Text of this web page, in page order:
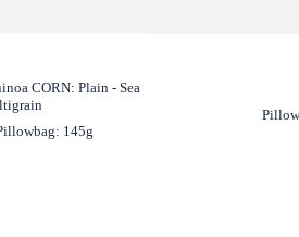
CORN: Plain - Sea
145g